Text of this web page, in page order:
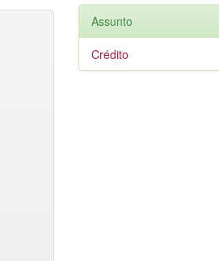
Assunto
Crédito